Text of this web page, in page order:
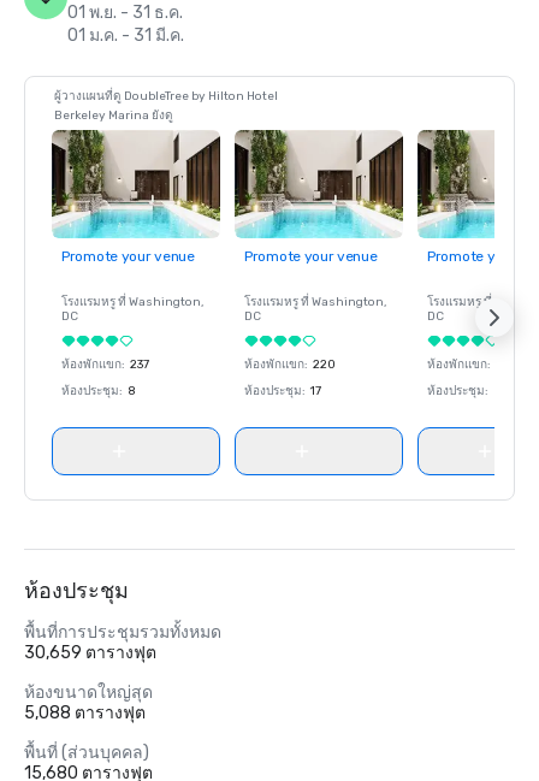
01 พ.ย. - 31 ธ.ค.
01 ม.ค. - 31 มี.ค.
ผู้วางแผนที่ดู DoubleTree by Hilton Hotel
Berkeley Marina ยังดู
Promote your venue
โรงแรมหรู ที่ Washington,
DC
ห้องพักแขก: 237
ห้องประชุม: 8
Promote your venue
โรงแรมหรู ที่ Washington,
DC
ห้องพักแขก: 220
ห้องประชุม: 17
Promote your
โรงแรมหรู ที่
DC
ห้องพักแขก:
ห้องประชุม:
ห้องประชุม
พื้นที่การประชุมรวมทั้งหมด
30,659 ตารางฟุต
ห้องขนาดใหญ่สุด
5,088 ตารางฟุต
พื้นที่ (ส่วนบุคคล)
15,680 ตารางฟุต